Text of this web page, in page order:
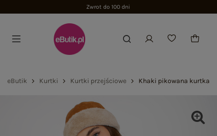
Zwrot do 100 dni
eButik Kurtki Kurtki przejściowe Khaki pikowana kurtka